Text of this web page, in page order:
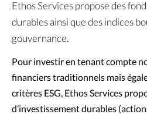
Ethos Services propose des
durables ainsi que des indices
gouvernance.
Pour investir en tenant compte
financiers traditionnels mais
critères ESG, Ethos Services
d’investissement durables